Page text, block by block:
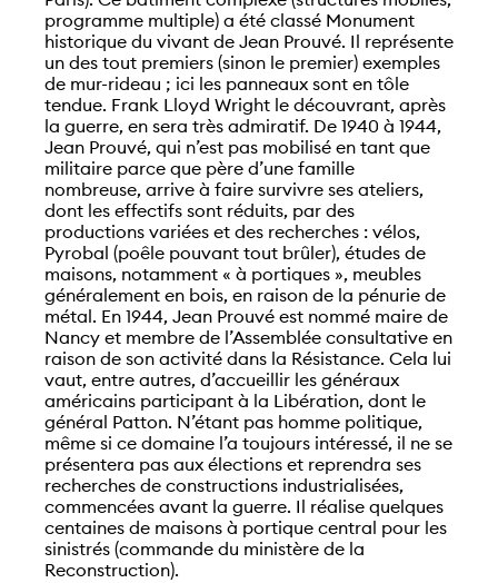
programme multiple) a été classé Monument
historique du vivant de Jean Prouvé. Il représente
un des tout premiers (sinon le premier) exemples
de mur-rideau ; ici les panneaux sont en tôle
tendue. Frank Lloyd Wright le découvrant, après
la guerre, en sera très admiratif. De 1940 à 1944,
Jean Prouvé, qui n’est pas mobilisé en tant que
militaire parce que père d’une famille
nombreuse, arrive à faire survivre ses ateliers,
dont les effectifs sont réduits, par des
productions variées et des recherches : vélos,
Pyrobal (poêle pouvant tout brûler), études de
maisons, notamment « à portiques », meubles
généralement en bois, en raison de la pénurie de
métal. En 1944, Jean Prouvé est nommé maire de
Nancy et membre de l’Assemblée consultative en
raison de son activité dans la Résistance. Cela lui
vaut, entre autres, d’accueillir les généraux
américains participant à la Libération, dont le
général Patton. N’étant pas homme politique,
même si ce domaine l’a toujours intéressé, il ne se
présentera pas aux élections et reprendra ses
recherches de constructions industrialisées,
commencées avant la guerre. Il réalise quelques
centaines de maisons à portique central pour les
sinistrés (commande du ministère de la
Reconstruction).